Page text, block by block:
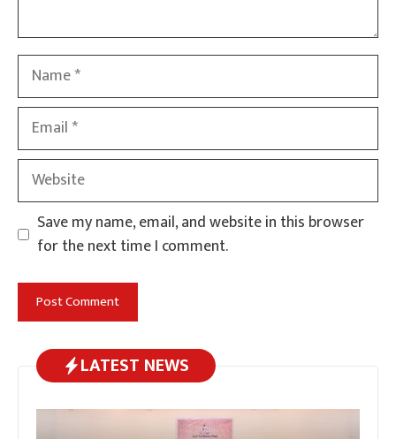
Name
Email
Website
Save my name, email, and website in this browser
for the next time I comment.
LATEST NEWS